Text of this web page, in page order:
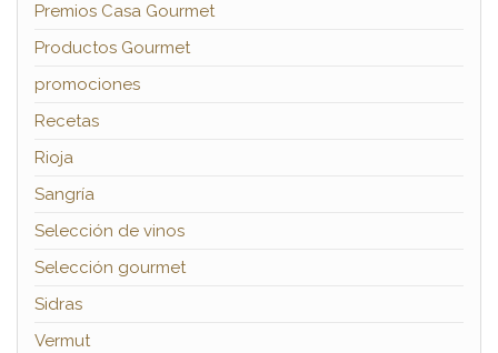
Premios Casa Gourmet
Productos Gourmet
promociones
Recetas
Rioja
Sangría
Selección de vinos
Selección gourmet
Sidras
Vermut